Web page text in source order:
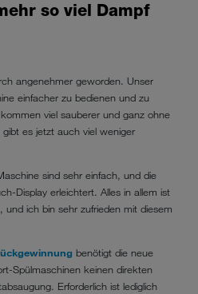
so viel Dampf
angenehmer geworden. Unser
einfacher zu bedienen und zu
viel sauberer und ganz ohne
es jetzt auch viel weniger
sind sehr einfach, und die
Display erleichtert. Alles in allem ist
ich bin sehr zufrieden mit diesem
benötigt die neue
Spülmaschinen keinen direkten
Erforderlich ist lediglich